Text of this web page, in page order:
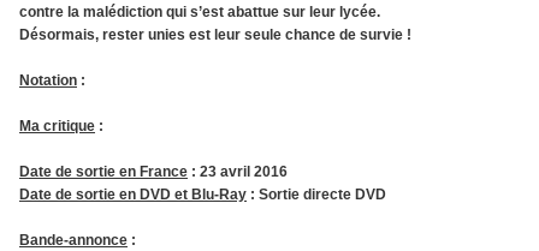
contre la malédiction qui s’est abattue sur leur lycée.
Désormais, rester unies est leur seule chance de survie !
Notation :
Ma critique :
Date de sortie en France : 23 avril 2016
Date de sortie en DVD et Blu-Ray : Sortie directe DVD
Bande-annonce :